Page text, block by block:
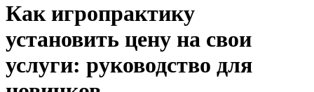
Как игропрактику
установить цену на свои
услуги: руководство для